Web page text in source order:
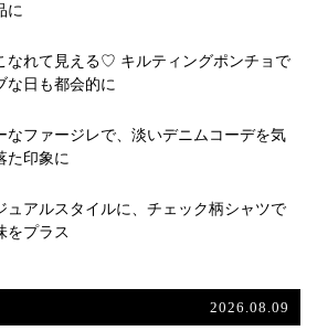
に
なれて見える♡ キルティングポンチョで
な日も都会的に
なファージレで、淡いデニムコーデを気
た印象に
ュアルスタイルに、チェック柄シャツで
をプラス
2026.08.09